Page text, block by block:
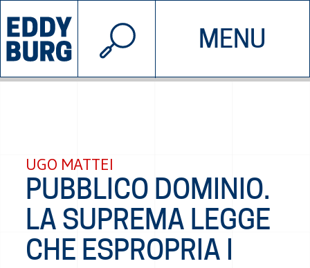
MENU
INIZIATIVE CHI SIAMO
© 2026 EDDYBURG
UGO MATTEI
PUBBLICO DOMINIO.
LA SUPREMA LEGGE
CHE ESPROPRIA I